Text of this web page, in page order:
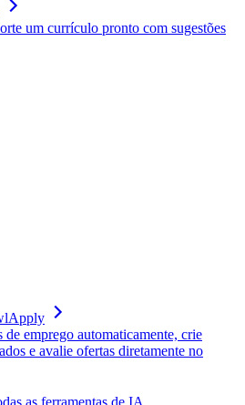
um currículo pronto com sugestões
de emprego automaticamente, crie
e avalie ofertas diretamente no
as ferramentas de IA